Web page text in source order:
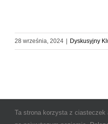
28 września, 2024 | Dyskusyjny
© Copyright 2025 Miejsko-
Ta strona korzysta z ciasteczek